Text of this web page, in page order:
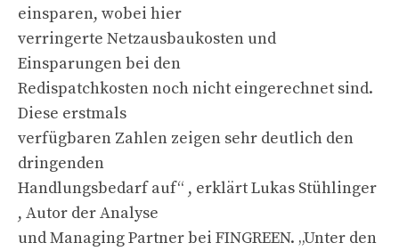
einsparen, wobei hier
verringerte Netzausbaukosten und
Einsparungen bei den
Redispatchkosten noch nicht eingerechnet sind.
Diese erstmals
verfügbaren Zahlen zeigen sehr deutlich den
dringenden
Handlungsbedarf auf“ , erklärt Lukas Stühlinger
, Autor der Analyse
und Managing Partner bei FINGREEN. „Unter den